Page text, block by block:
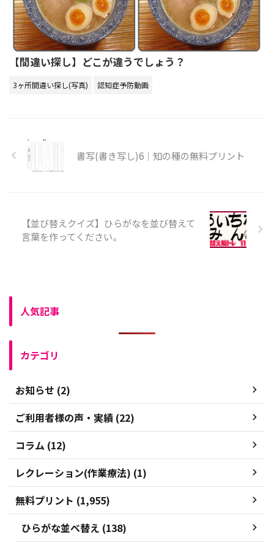
【間違い探し】どこが違うでしょう？
3ヶ所間違い探し(写真) 認知症予防動画
書写(書き写し)6｜知の種の無料プリント
【並び替えクイズ】ひらがなを並び替えて
言葉を作ってください。
人気記事
カテゴリ
お知らせ (2)
ご利用者様の声・実績 (22)
コラム (12)
レクレーション(作業療法) (1)
無料プリント (1,955)
ひらがな並べ替え (138)